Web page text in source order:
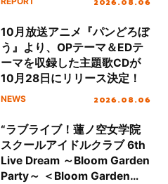
10月放送アニメ『パンどろぼ
う』より、OPテーマ＆EDテ
ーマを収録した主題歌CDが
10月28日にリリース決定！
NEWS 2026.08.06
“ラブライブ！蓮ノ空女学院
スクールアイドルクラブ 6th
Live Dream ～Bloom Garden
Party～ ＜Bloom Garden